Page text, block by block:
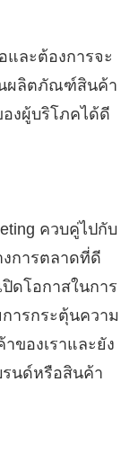
และต้องการจะ
นผลิตภัณฑ์สินค้า
งผู้บริโภคได้ดี
ควบคู่ไปกับ
งการตลาดที่ดี
ดโอกาสในการ
ารกระตุ้นความ
ของเราและยัง
นด์หรือสินค้า